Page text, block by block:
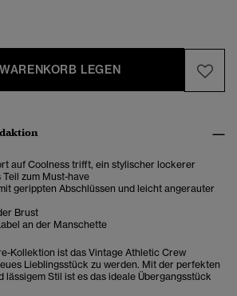
LEGEN
auf Coolness trifft, ein stylischer lockerer
zum Must-have
gerippten Abschlüssen und leicht angerauter
Brust
an der Manschette
Kollektion ist das Vintage Athletic Crew
Lieblingsstück zu werden. Mit der perfekten
lässigem Stil ist es das ideale Übergangsstück